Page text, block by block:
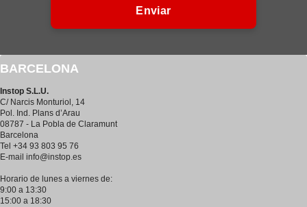
Enviar
BARCELONA
Instop S.L.U.
C/ Narcis Monturiol, 14
Pol. Ind. Plans d’Arau
08787 - La Pobla de Claramunt
Barcelona
Tel +34 93 803 95 76
E-mail info@instop.es
Horario de lunes a viernes de:
9:00 a 13:30
15:00 a 18:30